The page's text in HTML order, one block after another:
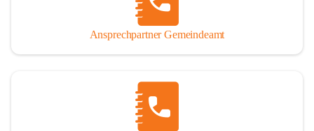
Ansprechpartner Gemeindeamt